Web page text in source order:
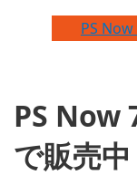
PS
PS Now
で販売中